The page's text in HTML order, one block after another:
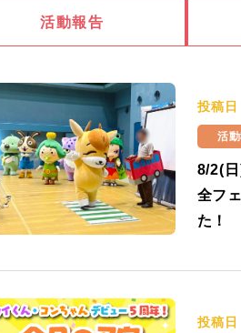
活動報告
投稿日
活
8/2(
全フ
た！
投稿日